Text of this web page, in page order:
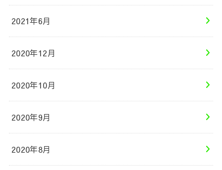
2021年6月
2020年12月
2020年10月
2020年9月
2020年8月